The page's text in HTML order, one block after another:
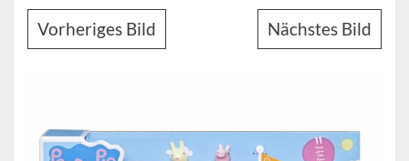
Vorheriges Bild Nächstes Bild